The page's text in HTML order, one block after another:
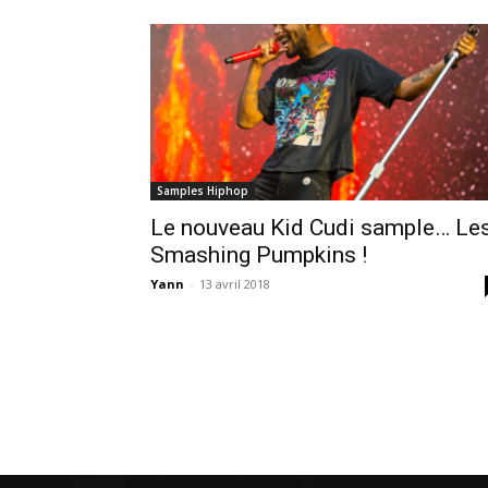
Samples Hiphop
Le nouveau Kid Cudi sample…
Smashing Pumpkins !
Yann - 13 avril 2018